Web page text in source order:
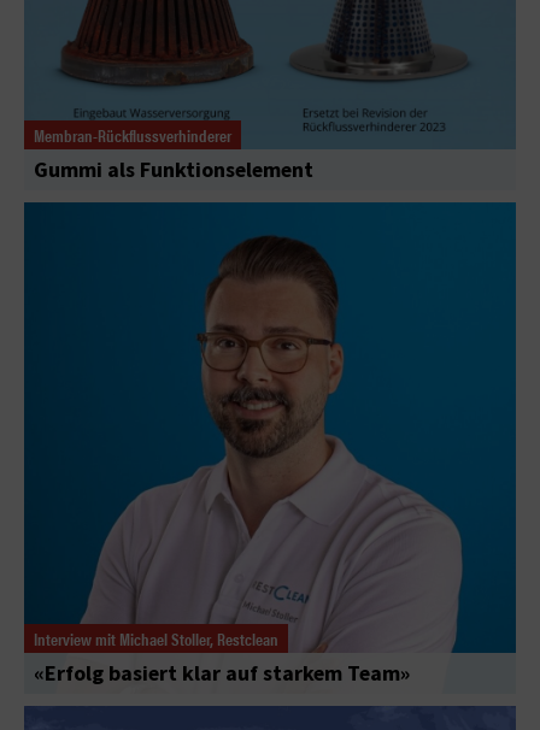
Gummi als Funktionselement
Membran-Rückflussverhinderer
«Erfolg basiert klar auf starkem Team»
Interview mit Michael Stoller, Restclean